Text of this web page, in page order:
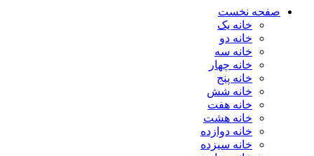
صفحه نخست
خانه یک
خانه دو
خانه سه
خانه چهار
خانه پنج
خانه شش
خانه هفت
خانه هشت
خانه دوازده
خانه سیزده